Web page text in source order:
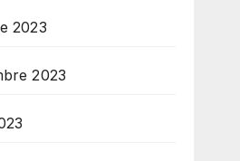
2023
2023